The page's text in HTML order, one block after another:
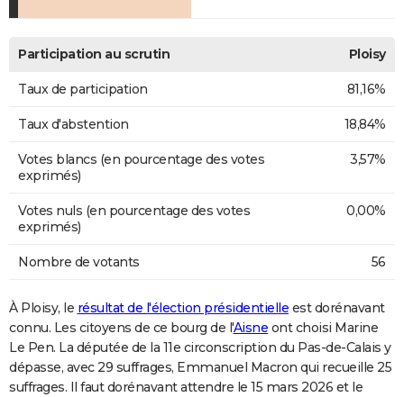
Participation au scrutin Ploisy
Taux de participation 81,16%
Taux d'abstention 18,84%
Votes blancs (en pourcentage des votes
exprimés)
3,57%
Votes nuls (en pourcentage des votes
exprimés)
0,00%
Nombre de votants 56
À Ploisy, le résultat de l'élection présidentielle est dorénavant
connu. Les citoyens de ce bourg de l'Aisne ont choisi Marine
Le Pen. La députée de la 11e circonscription du Pas-de-Calais y
dépasse, avec 29 suffrages, Emmanuel Macron qui recueille 25
suffrages. Il faut dorénavant attendre le 15 mars 2026 et le